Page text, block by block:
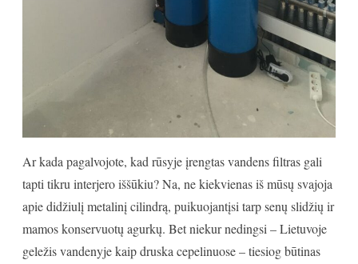
Ar kada pagalvojote, kad rūsyje įrengtas vandens filtras gali
tapti tikru interjero iššūkiu? Na, ne kiekvienas iš mūsų svajoja
apie didžiulį metalinį cilindrą, puikuojantįsi tarp senų slidžių ir
mamos konservuotų agurkų. Bet niekur nedingsi – Lietuvoje
geležis vandenyje kaip druska cepelinuose – tiesiog būtinas